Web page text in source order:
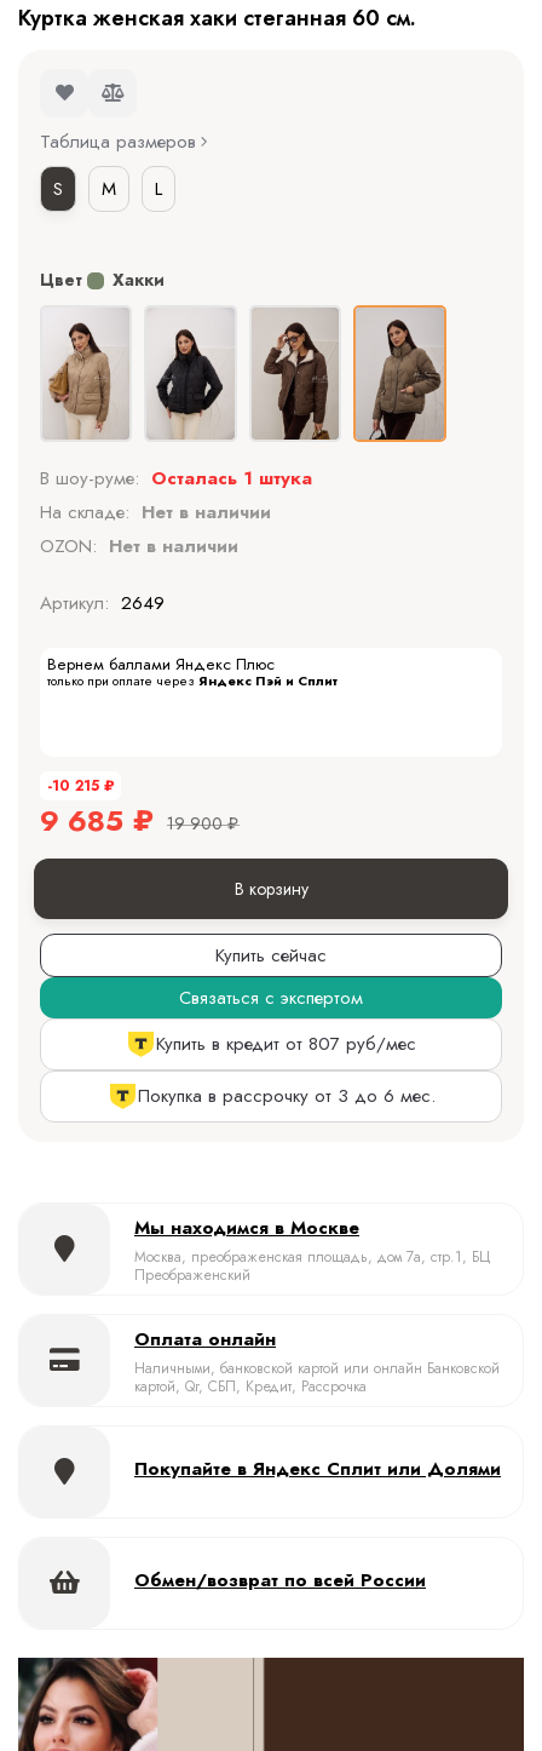
Куртка женская хаки стеганная 60 см.
Таблица размеров
S
M L
Цвет Хакки
В шоу-руме: Осталась 1 штука
На складе: Нет в наличии
OZON: Нет в наличии
Артикул: 2649
Вернем баллами Яндекс Плюс
только при оплате через Яндекс Пэй и Сплит
-10 215 ₽
9 685 ₽ 19 900 ₽
В корзину
Купить сейчас
Связаться с экспертом
Купить в кредит от 807 руб/мес
Покупка в рассрочку от 3 до 6 мес.
Мы находимся в Москве
Москва, преображенская площадь, дом 7а, стр.1, БЦ
Преображенский
Оплата онлайн
Наличными, банковской картой или онлайн Банковской
картой, Qr, СБП, Кредит, Рассрочка
Покупайте в Яндекс Сплит или Долями
Обмен/возврат по всей России